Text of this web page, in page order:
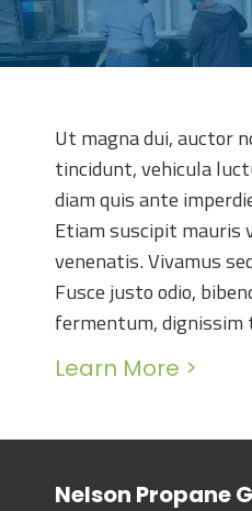
Ut magna dui, auctor
tincidunt, vehicula
diam quis ante
Etiam suscipit mauris
venenatis. Vivamus
Fusce justo odio,
fermentum, dignissim
Learn More >
Nelson Propane